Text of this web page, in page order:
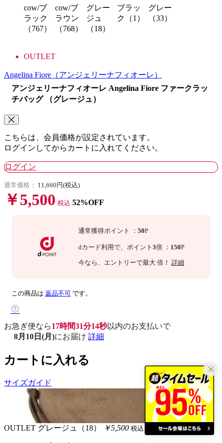
cow/ブ
ラック
（767）
cow/ブ
ラウン
（768）
グレー
ジュ
（18）
ブラッ
ク（1）
グレー
（33）
OUTLET
Angelina Fiore （アンジェリーナフィオーレ）
アンジェリーナフィオーレ Angelina Fiore ファークラッ
チバッグ （グレージュ）
こちらは、会員価格が設定されています。
ログインしてからカートに入れてください。
ログイン
通常価格： 11,660円(税込)
￥5,500 税込 52%OFF
通常獲得ポイント ： 50P
dカード利用で、 ポイント 3倍 ： 150P
今なら 、エントリーで最大 倍！ 詳細
この商品は 返品不可 です。
お急ぎ便なら17時間31分14秒以内のお支払いで
8月10日(月)にお届け 詳細
カートに入れる
サイズガイド
OUTLET グレージュ（18） ￥5,500 税込